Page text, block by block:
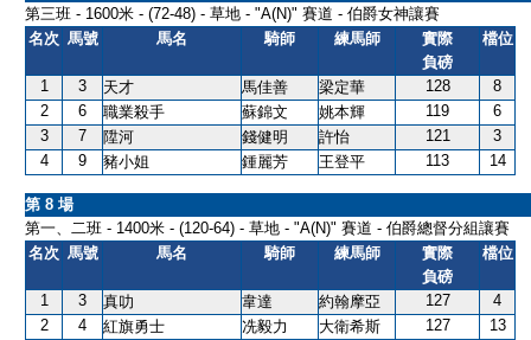
第三班 - 1600米 - (72-48) - 草地 - "A(N)" 賽道 - 伯爵女神讓賽
名次 馬號 馬名 騎師 練馬師
實際
負磅
檔位
1 3 天才 馬佳善 梁定華 128
8
2
6 職業殺手 蘇錦文 姚本輝 119
6
3
7 陞河 錢健明 許怡 121
3
4
9 豬小姐 鍾麗芳 王登平 113 14
第 8 場
第一、二班 - 1400米 - (120-64) - 草地 - "A(N)" 賽道 - 伯爵總督分組讓賽
名次 馬號 馬名 騎師 練馬師
實際
負磅
檔位
1 3 真叻 韋達 約翰摩亞 127
4
2
4 紅旗勇士 冼毅力 大衛希斯 127
13